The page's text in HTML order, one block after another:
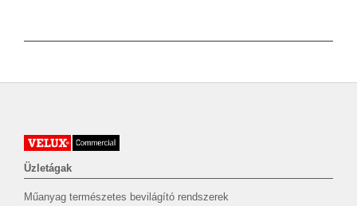
Üzletágak
Műanyag természetes bevilágító rendszerek